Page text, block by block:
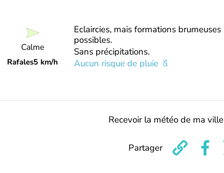
Calme
Rafales5 km/h
Eclaircies, mais formations brumeuses
possibles.
Sans précipitations.
Aucun risque de pluie
Recevoir la météo de ma ville
Partager